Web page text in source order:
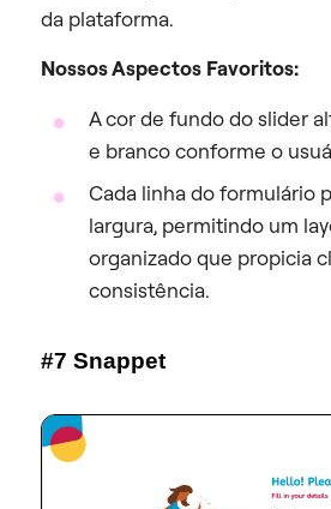
da plataforma.
Nossos Aspectos Favoritos:
A cor de fundo do slider
e branco conforme o
Cada linha do formulário
largura, permitindo um
organizado que propicia
consistência.
#7 Snappet